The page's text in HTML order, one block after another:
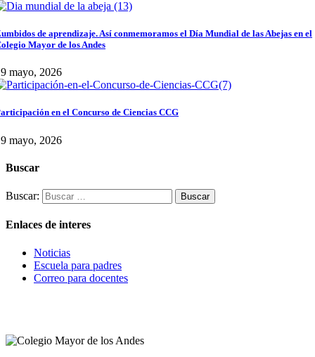
de aprendizaje. Así conmemoramos el Día Mundial de las Abejas en el
Mayor de los Andes
mayo, 2026
en el Concurso de Ciencias CCG
mayo, 2026
Buscar
Buscar:
Enlaces de interes
Noticias
Escuela para padres
Correo para docentes